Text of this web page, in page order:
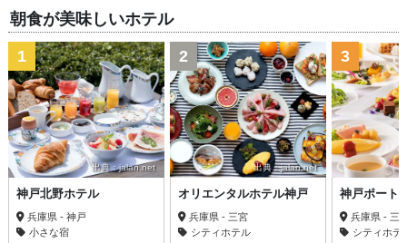
朝食が美味しいホテル
出典：jalan.net
1
神戸北野ホテル
兵庫県 - 神戸
小さな宿
出典：jalan.net
2
オリエンタルホテル神戸
兵庫県 - 三宮
シティホテル
3
神戸ポート
兵庫県 - 三
シティホテ